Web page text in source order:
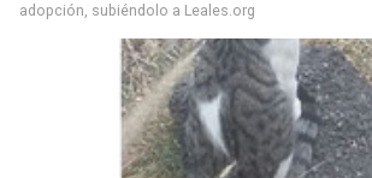
adopción, subiéndolo a Leales.org